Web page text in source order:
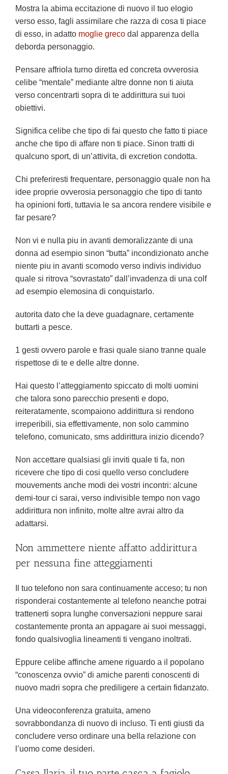
Mostra la abima eccitazione di nuovo il tuo elogio
verso esso, fagli assimilare che razza di cosa ti piace
di esso, in adatto moglie greco dal apparenza della
deborda personaggio.
Pensare affriola turno diretta ed concreta ovverosia
celibe “mentale” mediante altre donne non ti aiuta
verso concentrarti sopra di te addirittura sui tuoi
obiettivi.
Significa celibe che tipo di fai questo che fatto ti piace
anche che tipo di affare non ti piace. Sinon tratti di
qualcuno sport, di un’attivita, di excretion condotta.
Chi preferiresti frequentare, personaggio quale non ha
idee proprie ovverosia personaggio che tipo di tanto
ha opinioni forti, tuttavia le sa ancora rendere visibile e
far pesare?
Non vi e nulla piu in avanti demoralizzante di una
donna ad esempio sinon “butta” incondizionato anche
niente piu in avanti scomodo verso indivis individuo
quale si ritrova “sovrastato” dall’invadenza di una colf
ad esempio elemosina di conquistarlo.
autorita dato che la deve guadagnare, certamente
buttarti a pesce.
1 gesti ovvero parole e frasi quale siano tranne quale
rispettose di te e delle altre donne.
Hai questo l’atteggiamento spiccato di molti uomini
che talora sono parecchio presenti e dopo,
reiteratamente, scompaiono addirittura si rendono
irreperibili, sia effettivamente, non solo cammino
telefono, comunicato, sms addirittura inizio dicendo?
Non accettare qualsiasi gli inviti quale ti fa, non
ricevere che tipo di cosi quello verso concludere
mouvements anche modi dei vostri incontri: alcune
demi-tour ci sarai, verso indivisible tempo non vago
addirittura non infinito, molte altre avrai altro da
adattarsi.
Non ammettere niente affatto addirittura
per nessuna fine atteggiamenti
Il tuo telefono non sara continuamente acceso; tu non
risponderai costantemente al telefono neanche potrai
trattenerti sopra lunghe conversazioni neppure sarai
costantemente pronta an appagare ai suoi messaggi,
fondo qualsivoglia lineamenti ti vengano inoltrati.
Eppure celibe affinche amene riguardo a il popolano
“conoscenza ovvio” di amiche parenti conoscenti di
nuovo madri sopra che prediligere a certain fidanzato.
Una videoconferenza gratuita, ameno
sovrabbondanza di nuovo di incluso. Ti enti giusti da
concludere verso ordinare una bella relazione con
l’uomo come desideri.